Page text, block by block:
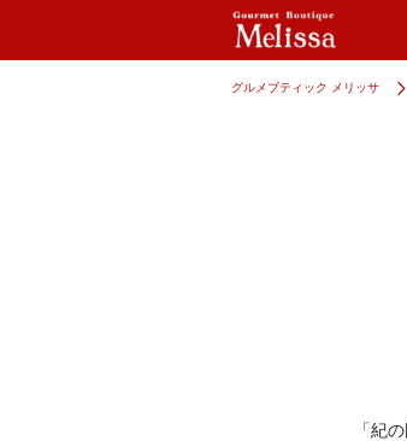
グルメブティック メリッサ
「紀